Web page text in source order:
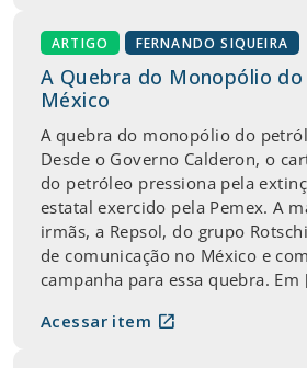
ARTIGO FERNANDO SIQUEIRA
A Quebra do Monopólio
México
A quebra do monopólio do
Desde o Governo Calderon, o
do petróleo pressiona pela
estatal exercido pela Pemex. A
irmãs, a Repsol, do grupo
de comunicação no México e
campanha para essa quebra.
Acessar item open_in_new